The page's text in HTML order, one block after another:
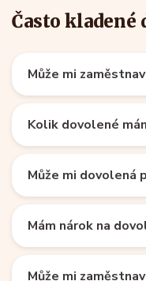
Často kladené
Může mi
Kolik dovolené
Může mi dovolená
Mám nárok na
Může mi